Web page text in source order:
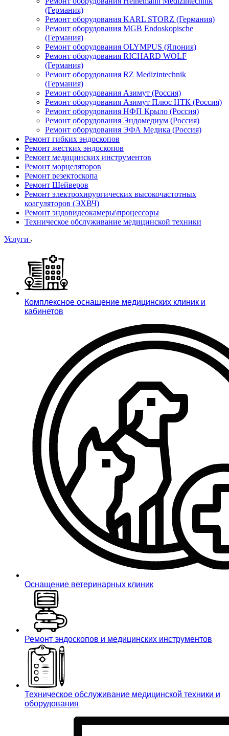
(Германия)
Ремонт оборудования KARL STORZ (Германия)
Ремонт оборудования MGB Endoskopische
(Германия)
Ремонт оборудования OLYMPUS (Япония)
Ремонт оборудования RICHARD WOLF
(Германия)
Ремонт оборудования RZ Medizintechnik
(Германия)
Ремонт оборудования Азимут (Россия)
Ремонт оборудования Азимут Плюс НТК (Россия)
Ремонт оборудования НФП Крыло (Россия)
Ремонт оборудования Эндомедиум (Россия)
Ремонт оборудования ЭФА Медика (Россия)
Ремонт гибких эндоскопов
Ремонт жестких эндоскопов
Ремонт медицинских инструментов
Ремонт морцеляторов
Ремонт резектоскопа
Ремонт Шейверов
Ремонт электрохирургических высокочастотных
коагуляторов (ЭХВЧ)
Ремонт эндовидеокамеры\процессоры
Техническое обслуживание медицинской техники
Услуги
Комплексное оснащение медицинских клиник и
кабинетов
Оснащение ветеринарных клиник
Ремонт эндоскопов и медицинских инструментов
Техническое обслуживание медицинской техники и
оборудования